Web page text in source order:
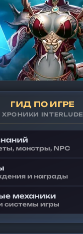
ГИД ПО ИГРЕ
ХРОНИКИ INTERLUDE
монстры, NPC
и награды
механики
системы игры